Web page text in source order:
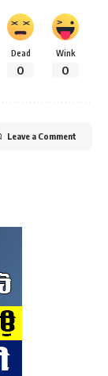
Dead
0
Wink
0
Leave a Comment